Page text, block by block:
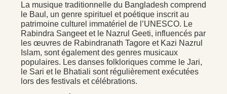
La musique traditionnelle du Bangladesh comprend
le Baul, un genre spirituel et poétique inscrit au
patrimoine culturel immatériel de l’UNESCO. Le
Rabindra Sangeet et le Nazrul Geeti, influencés par
les œuvres de Rabindranath Tagore et Kazi Nazrul
Islam, sont également des genres musicaux
populaires. Les danses folkloriques comme le Jari,
le Sari et le Bhatiali sont régulièrement exécutées
lors des festivals et célébrations.